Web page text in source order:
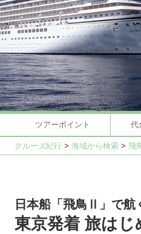
ツアーポイント 代
クルーズ紀行 > 海域から検索 > 飛
日本船「飛鳥Ⅱ」で航
東京発着 旅はじ